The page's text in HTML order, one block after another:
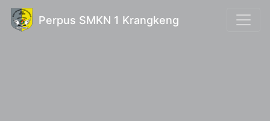
Perpus SMKN 1 Krangkeng